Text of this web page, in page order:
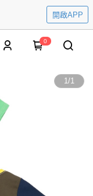
開啟APP
0
1/1